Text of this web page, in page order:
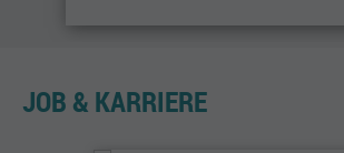
JOB & KARRIERE